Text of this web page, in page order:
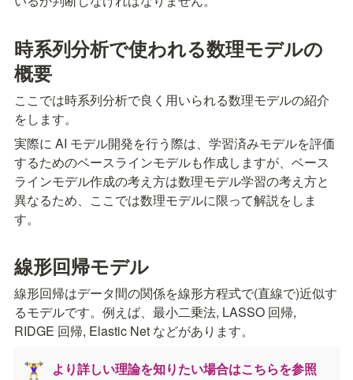
時系列分析で使われる数理モデルの
概要
ここでは時系列分析で良く用いられる数理モデルの紹介
をします。
実際に AI モデル開発を行う際は、学習済みモデルを評価
するためのベースラインモデルも作成しますが、ベース
ラインモデル作成の考え方は数理モデル学習の考え方と
異なるため、ここでは数理モデルに限って解説をしま
す。
線形回帰モデル
線形回帰はデータ間の関係を線形方程式で(直線で)近似す
るモデルです。例えば、最小二乗法, LASSO 回帰,
RIDGE 回帰, Elastic Net などがあります。
🏋️‍♀️ より詳しい理論を知りたい場合はこちらを参照